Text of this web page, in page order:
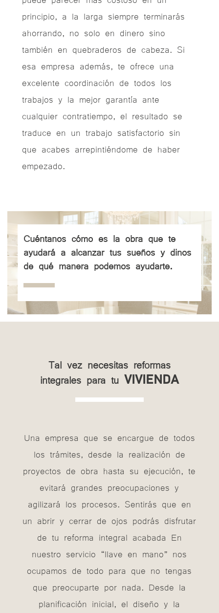
principio, a la larga siempre terminarás
ahorrando, no solo en dinero sino
también en quebraderos de cabeza. Si
esa empresa además, te ofrece una
excelente coordinación de todos los
trabajos y la mejor garantía ante
cualquier contratiempo, el resultado se
traduce en un trabajo satisfactorio sin
que acabes arrepintiéndome de haber
empezado.
Cuéntanos cómo es la obra que te
ayudará a alcanzar tus sueños y dinos
de qué manera podemos ayudarte.
Tal vez necesitas reformas
integrales para tu VIVIENDA
Una empresa que se encargue de todos
los trámites, desde la realización de
proyectos de obra hasta su ejecución, te
evitará grandes preocupaciones y
agilizará los procesos. Sentirás que en
un abrir y cerrar de ojos podrás disfrutar
de tu reforma integral acabada En
nuestro servicio “llave en mano” nos
ocupamos de todo para que no tengas
que preocuparte por nada. Desde la
planificación inicial, el diseño y la